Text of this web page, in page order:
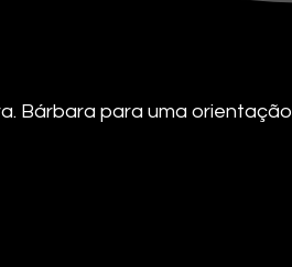
Bárbara para uma orientação